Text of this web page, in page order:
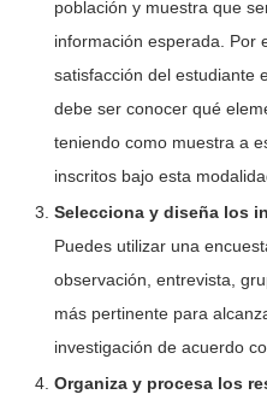
población y muestra que
información esperada. Por
satisfacción del estudiante
debe ser conocer qué
teniendo como muestra a
inscritos bajo esta
Selecciona y diseña los
Puedes utilizar una
observación, entrevista,
más pertinente para
investigación de acuerdo
Organiza y procesa los